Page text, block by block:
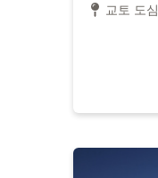
교토 도심